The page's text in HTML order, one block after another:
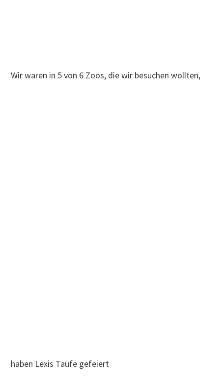
Wir waren in 5 von 6 Zoos, die wir besuchen wollten,
haben Lexis Taufe gefeiert